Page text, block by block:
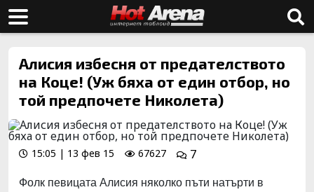
Алисия избесня от предателството
на Коце! (Уж бяха от един отбор, но
той предпочете Николета)
15:05 | 13 фев 15 67627 7
Фолк певицата Алисия няколко пъти натърти в